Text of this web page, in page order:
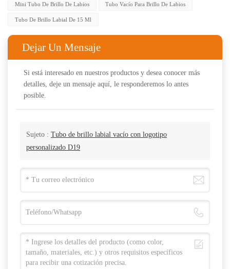
Mini Tubo De Brillo De Labios Tubo Vacío Para Brillo De Labios
Tubo De Brillo Labial De 15 Ml
Dejar Un Mensaje
Si está interesado en nuestros productos y desea conocer más
detalles, deje un mensaje aquí, le responderemos lo antes
posible.
Sujeto : Tubo de brillo labial vacío con logotipo
personalizado D19